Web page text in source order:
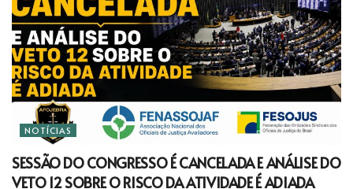
NOTÍCIAS
SESSÃO DO CONGRESSO É CANCELADA E ANÁLISE DO
VETO 12 SOBRE O RISCO DA ATIVIDADE É ADIADA